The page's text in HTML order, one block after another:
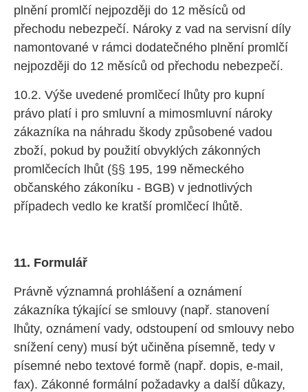
plnění promlčí nejpozději do 12 měsíců od
přechodu nebezpečí. Nároky z vad na servisní díly
namontované v rámci dodatečného plnění promlčí
nejpozději do 12 měsíců od přechodu nebezpečí.
10.2. Výše uvedené promlčecí lhůty pro kupní
právo platí i pro smluvní a mimosmluvní nároky
zákazníka na náhradu škody způsobené vadou
zboží, pokud by použití obvyklých zákonných
promlčecích lhůt (§§ 195, 199 německého
občanského zákoníku - BGB) v jednotlivých
případech vedlo ke kratší promlčecí lhůtě.
11. Formulář
Právně významná prohlášení a oznámení
zákazníka týkající se smlouvy (např. stanovení
lhůty, oznámení vady, odstoupení od smlouvy nebo
snížení ceny) musí být učiněna písemně, tedy v
písemné nebo textové formě (např. dopis, e-mail,
fax). Zákonné formální požadavky a další důkazy,